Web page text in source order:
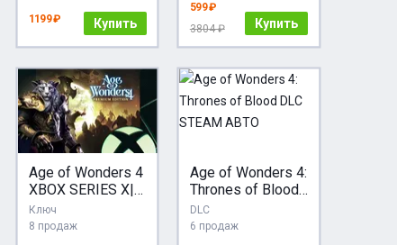
1199 ₽ Купить
599 ₽
3804 ₽
Купить
Age of Wonders 4
XBOX SERIES X|S
GIFT НА ВАШ
АККАУНТ
Ключ
8 продаж
Age of Wonders 4:
Thrones of Blood
DLC STEAM АВТО
DLC
6 продаж